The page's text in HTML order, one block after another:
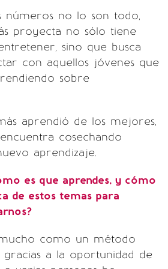
números no lo son todo,
proyecta no sólo tiene
sino que busca
con aquellos jóvenes que
sobre
aprendió de los mejores,
cosechando
aprendizaje.
es que aprendes, y cómo
de estos temas para
como un método
gracias a la oportunidad de